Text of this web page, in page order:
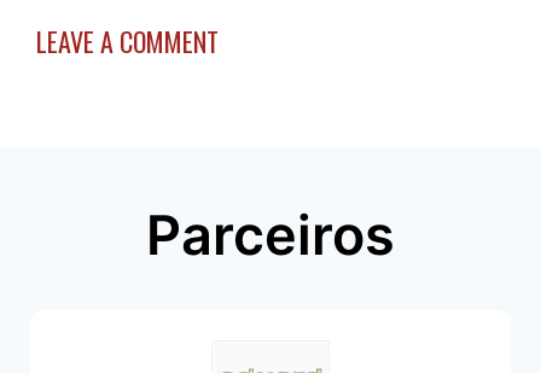
LEAVE A COMMENT
Parceiros